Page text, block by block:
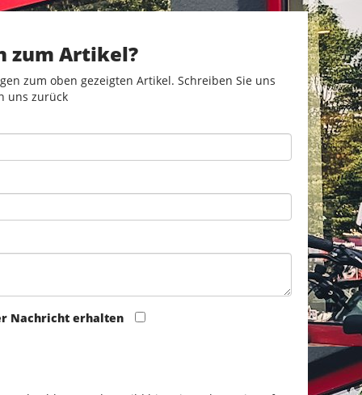
zum Artikel?
zum oben gezeigten Artikel. Schreiben Sie uns
uns zurück
Nachricht erhalten